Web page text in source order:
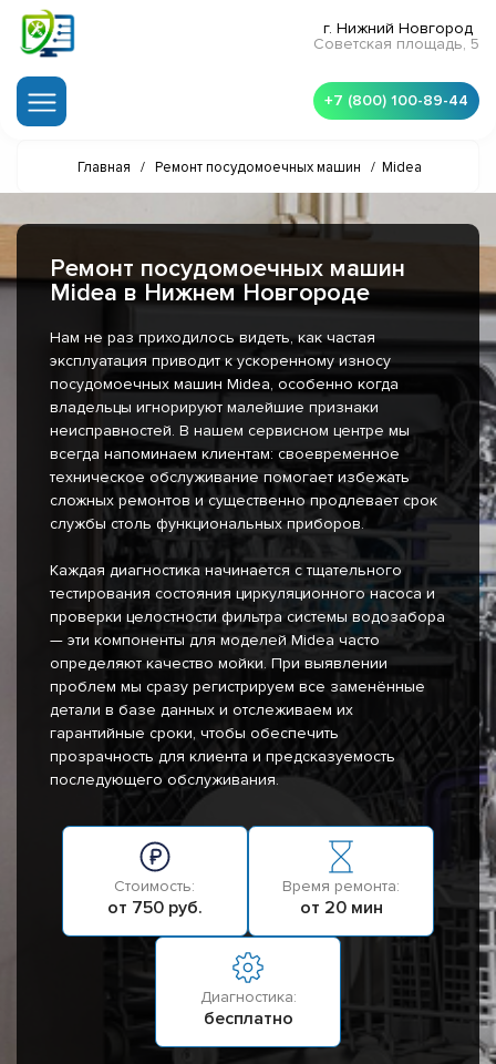
г. Нижний Новгород
Советская площадь, 5
+7 (800) 100-89-44
Главная / Ремонт посудомоечных машин / Midea
Ремонт посудомоечных машин
Midea в Нижнем Новгороде
Нам не раз приходилось видеть, как частая
эксплуатация приводит к ускоренному износу
посудомоечных машин Midea, особенно когда
владельцы игнорируют малейшие признаки
неисправностей. В нашем сервисном центре мы
всегда напоминаем клиентам: своевременное
техническое обслуживание помогает избежать
сложных ремонтов и существенно продлевает срок
службы столь функциональных приборов.
Каждая диагностика начинается с тщательного
тестирования состояния циркуляционного насоса и
проверки целостности фильтра системы водозабора
— эти компоненты для моделей Midea часто
определяют качество мойки. При выявлении
проблем мы сразу регистрируем все заменённые
детали в базе данных и отслеживаем их
гарантийные сроки, чтобы обеспечить
прозрачность для клиента и предсказуемость
последующего обслуживания.
Стоимость:
от 750 руб.
Время ремонта:
от 20 мин
Диагностика:
бесплатно